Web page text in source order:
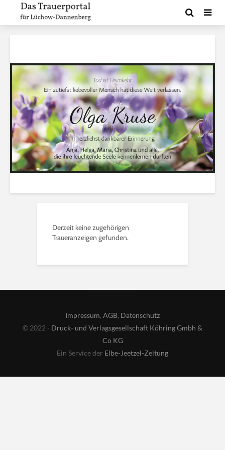
Derzeit keine zugehörigen
Traueranzeigen gefunden.
Impressum, AGB, Datenschutz
© 2022 - Druck- und Verlagsgesellschaft Köhring Gmbh &
Co KG
Ein Service der Elbe-Jeetzel-Zeitung